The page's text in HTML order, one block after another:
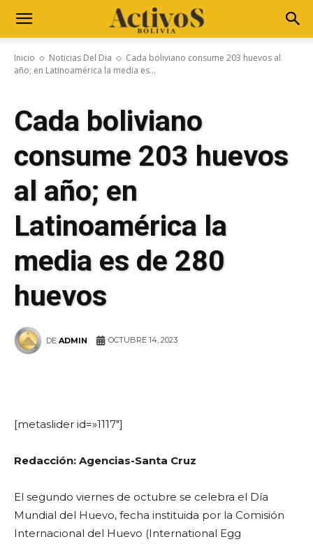
Inicio Noticias Del Dia
Cada boliviano consume 203 huevos al
año; en Latinoamérica la media es...
Cada boliviano
consume 203 huevos
al año; en
Latinoamérica la
media es de 280
huevos
DE ADMIN OCTUBRE 14, 2023
[metaslider id=»1117″]
Redacción: Agencias-Santa Cruz
El segundo viernes de octubre se celebra el Día
Mundial del Huevo, fecha instituida por la Comisión
Internacional del Huevo (International Egg